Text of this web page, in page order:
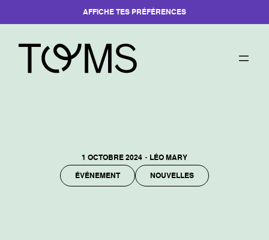
AFFICHE TES PRÉFÉRENCES
au
contenu
1 OCTOBRE 2024 · LÉO MARY
ÉVÉNEMENT
NOUVELLES